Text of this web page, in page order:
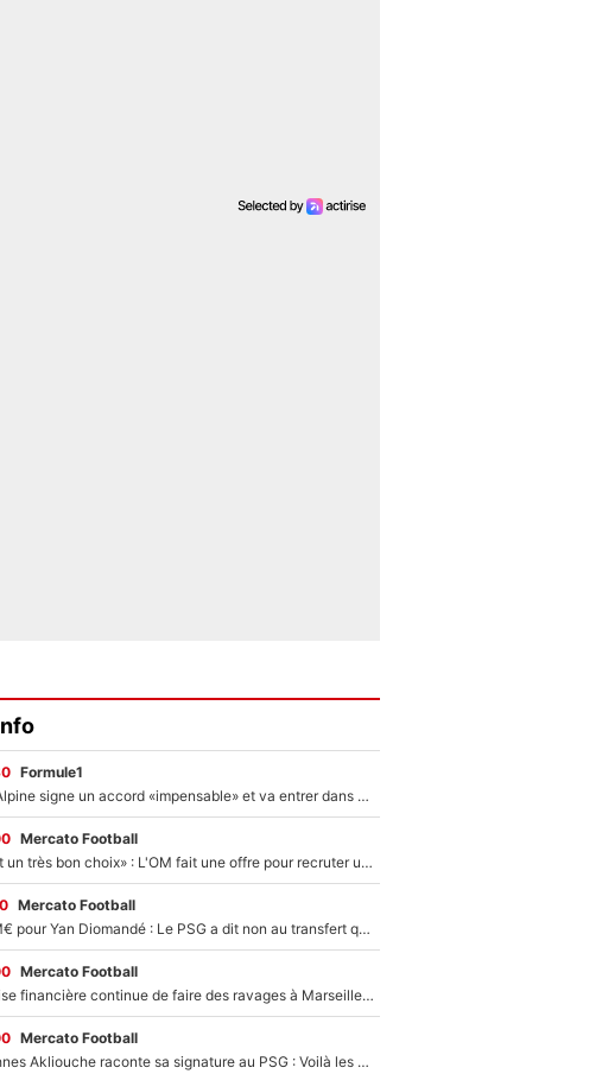
Formule1
F1 - Alpine signe un accord «impensable» et va entrer dans une nouvelle dimension : Grande nouvelle pour Pierre Gasly !
Mercato Football
«C’est un très bon choix» : L'OM fait une offre pour recruter un ancien joueur du PSG... et c'est validé dans l'After Foot !
Mercato Football
140M€ pour Yan Diomandé : Le PSG a dit non au transfert qui bat tous les records sur le mercato
Mercato Football
La crise financière continue de faire des ravages à Marseille : L’OM a placé 12 joueurs sur le marché des transferts… et ça pourrait lui rapporter près de 100M€ !
Mercato Football
Maghnes Akliouche raconte sa signature au PSG : Voilà les coulisses de son transfert de rêve à 50M€